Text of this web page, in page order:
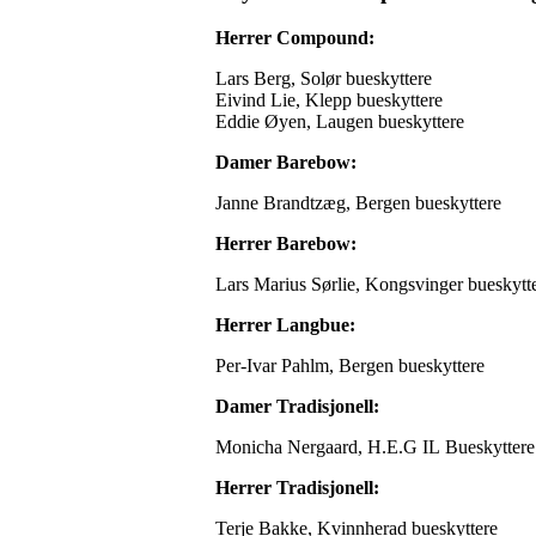
Herrer Compound:
Lars Berg, Solør bueskyttere
Eivind Lie, Klepp bueskyttere
Eddie Øyen, Laugen bueskyttere
Damer Barebow:
Janne Brandtzæg, Bergen bueskyttere
Herrer Barebow:
Lars Marius Sørlie, Kongsvinger
Herrer Langbue:
Per-Ivar Pahlm, Bergen bueskyttere
Damer Tradisjonell:
Monicha Nergaard, H.E.G IL Bueskyttere
Herrer Tradisjonell:
Terje Bakke, Kvinnherad bueskyttere